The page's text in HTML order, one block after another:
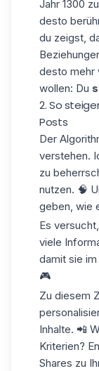
Jahr 1300
desto
du zeigst,
desto mehr
wollen: Du
2. So
Posts
Der
verstehen.
zu
nutzen. 🧠
geben, wie
Es
viele
damit sie
🎮
Zu diesem
Inhalte. 📲
Kriterien?
Shares zu